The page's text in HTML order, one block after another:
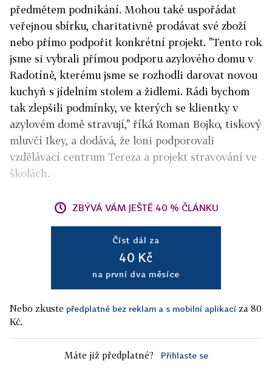
předmětem podnikání. Mohou také uspořádat
veřejnou sbírku, charitativně prodávat své zboží
nebo přímo podpořit konkrétní projekt. "Tento rok
jsme si vybrali přímou podporu azylového domu v
Radotíně, kterému jsme se rozhodli darovat novou
kuchyň s jídelním stolem a židlemi. Rádi bychom
tak zlepšili podmínky, ve kterých se klientky v
azylovém domě stravují," říká Roman Bojko, tiskový
mluvčí Ikey, a dodává, že loni podporovali
vzdělávací centrum Tereza a projekt stravování ve
školách.
ZBÝVÁ VÁM JEŠTĚ 40 % ČLÁNKU
Číst dál za
40 Kč
na první dva měsíce
Nebo zkuste předplatné bez reklam a s mobilní aplikací za 80
Kč.
Máte již předplatné? Přihlaste se